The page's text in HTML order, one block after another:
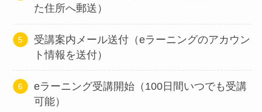
た住所へ郵送）
受講案内メール送付（eラーニングのアカウン
ト情報を送付）
eラーニング受講開始（100日間いつでも受講
可能）